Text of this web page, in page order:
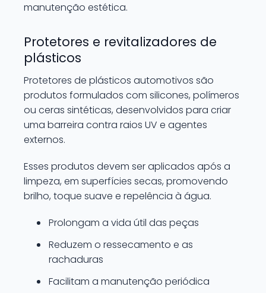
manutenção estética.
Protetores e revitalizadores de
plásticos
Protetores de plásticos automotivos são
produtos formulados com silicones, polímeros
ou ceras sintéticas, desenvolvidos para criar
uma barreira contra raios UV e agentes
externos.
Esses produtos devem ser aplicados após a
limpeza, em superfícies secas, promovendo
brilho, toque suave e repelência à água.
Prolongam a vida útil das peças
Reduzem o ressecamento e as
rachaduras
Facilitam a manutenção periódica